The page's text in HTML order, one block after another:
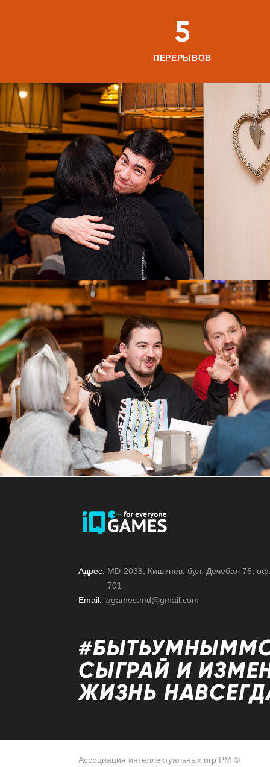
5
ПЕРЕРЫВОВ
Адрес: MD-2038, Кишинёв, бул. Дечебал 76,
701
Email: iqgames.md@gmail.com
СЫГРАЙ И
ЖИЗНЬ
Ассоциация интеллектуальных игр РМ ©